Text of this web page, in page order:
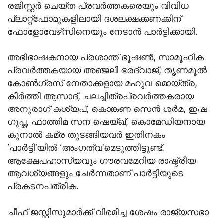
രജിസ്റ്റർ ചെയ്ത പ്രവർത്തകരെയും വിവിധ
പ്ലാറ്റ്ഫോമുകളിലായി ദശലക്ഷക്കണക്കിന്
ഫോളോവേഴ്‌സിനെയും നേടാൻ പാർട്ടിക്കായി.
അഭിഭാഷകനായ പ്രശാന്ത് ഭൂഷൺ, സാമൂഹിക
പ്രവർത്തകയായ അഞ്ജലി ഭരദ്വാജ്, തൃണമൂൽ
കോൺഗ്രസ് നേതാക്കളായ മഹുവ മൊയ്ത്ര,
കീർത്തി ആസാദ്, ചലച്ചിത്രപ്രവർത്തകരായ
അനുരാഗ് കശ്യപ്, കൊങ്കണ സെൻ ശർമ, ഇഷ
ഗുപ്ത, ഫാത്തിമ സന ഷെയ്ഖ്, കൊമേഡിയനായ
കുനാൽ കമ്ര തുടങ്ങിയവർ ഇതിനകം
‘പാർട്ടി’യിൽ ‘അംഗത്വ’മെടുത്തിട്ടുണ്ട്.
ആക്ഷേപഹാസ്യവും ഗൗരവമേറിയ രാഷ്ട്രീയ
ആവശ്യങ്ങളും ചേർന്നതാണ് പാർട്ടിയുടെ
പ്രകടനപത്രിക.
ചീഫ് ജസ്റ്റിസുമാർക്ക് വിരമിച്ച ശേഷം രാജ്യസഭാ